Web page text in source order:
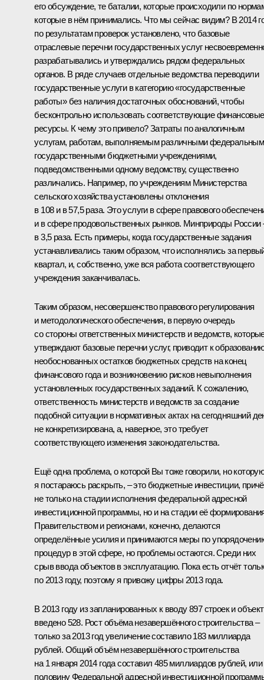
его обсуждение, те баталии, которые происходили по
которые в нём принимались. Что мы сейчас видим? В 2014
по результатам проверок установлено, что базовые
отраслевые перечни государственных услуг
разрабатывались и утверждались рядом федеральных
органов. В ряде случаев отдельные ведомства переводили
государственные услуги в категорию «государственные
работы» без наличия достаточных обоснований, чтобы
бесконтрольно использовать соответствующие финансовые
ресурсы. К чему это привело? Затраты по аналогичным
услугам, работам, выполняемым различными
государственными бюджетными учреждениями,
подведомственными одному ведомству, существенно
различались. Например, по учреждениям Министерства
сельского хозяйства установлены отклонения
в 108 и в 57,5 раза. Это услуги в сфере правового
и в сфере продовольственных рынков. Минприроды России
в 3,5 раза. Есть примеры, когда государственные задания
устанавливались таким образом, что исполнялись за
квартал, и, собственно, уже вся работа соответствующего
учреждения заканчивалась.
Таким образом, несовершенство правового регулирования
и методологического обеспечения, в первую очередь
со стороны ответственных министерств и ведомств,
утверждают базовые перечни услуг, приводит к
необоснованных остатков бюджетных средств на конец
финансового года и возникновению рисков невыполнения
установленных государственных заданий. К сожалению,
ответственность министерств и ведомств за создание
подобной ситуации в нормативных актах на сегодняшний
не конкретизирована, а, наверное, это требует
соответствующего изменения законодательства.
Ещё одна проблема, о которой Вы тоже говорили, но
я постараюсь раскрыть, – это бюджетные инвестиции,
не только на стадии исполнения федеральной адресной
инвестиционной программы, но и на стадии её
Правительством и регионами, конечно, делаются
определённые усилия и принимаются меры по
процедур в этой сфере, но проблемы остаются. Среди них
срыв ввода объектов в эксплуатацию. Пока есть отчёт
по 2013 году, поэтому я привожу цифры 2013 года.
В 2013 году из запланированных к вводу 897 строек и
введено 528. Рост объёма незавершённого строительства –
только за 2013 год увеличение составило 183 миллиарда
рублей. Общий объём незавершённого строительства
на 1 января 2014 года составил 485 миллиардов рублей, или
половину Федеральной адресной инвестиционной